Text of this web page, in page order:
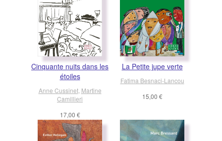
Cinquante nuits dans les
étoiles
Anne Cussinet, Martine
Camillieri
17,00 €
La Petite jupe verte
Fatima Besnaci-Lancou
15,00 €